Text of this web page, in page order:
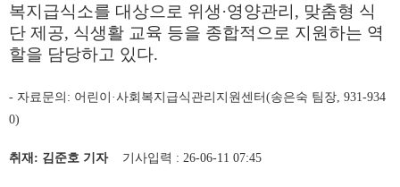
복지급식소를 대상으로 위생·영양관리, 맞춤형 식
단 제공, 식생활 교육 등을 종합적으로 지원하는 역
할을 담당하고 있다.
- 자료문의 : 어린이 ·사회복지급식관리지원센터(송은숙 팀장 , 931-934
0)
취재: 김준호 기자기사입력 : 26-06-11 07:45